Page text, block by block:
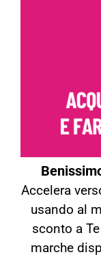
Accelera
usando al
sconto a
marche